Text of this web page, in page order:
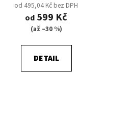
od 495,04 Kč bez DPH
od 599 Kč
(až –30 %)
DETAIL